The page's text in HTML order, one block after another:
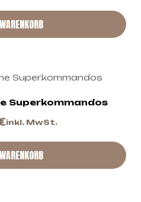
Superkommandos
inkl. MwSt.